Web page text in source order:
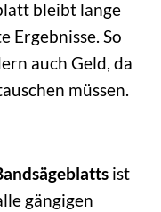
bleibt lange
Ergebnisse. So
auch Geld, da
müssen.
ist
gängigen